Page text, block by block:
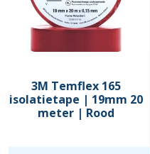
3M Temflex 165
isolatietape | 19mm 20
meter | Rood